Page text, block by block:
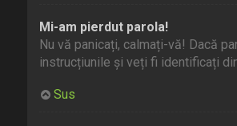
Mi-am pierdut parola!
Nu vă panicați, calmați-vă! Dacă
instrucțiunile și veți fi identificați
Sus